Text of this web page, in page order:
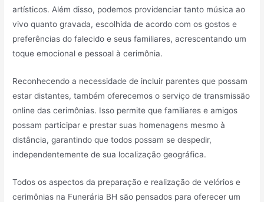
artísticos. Além disso, podemos providenciar tanto música ao
vivo quanto gravada, escolhida de acordo com os gostos e
preferências do falecido e seus familiares, acrescentando um
toque emocional e pessoal à cerimônia.
Reconhecendo a necessidade de incluir parentes que possam
estar distantes, também oferecemos o serviço de transmissão
online das cerimônias. Isso permite que familiares e amigos
possam participar e prestar suas homenagens mesmo à
distância, garantindo que todos possam se despedir,
independentemente de sua localização geográfica.
Todos os aspectos da preparação e realização de velórios e
cerimônias na Funerária BH são pensados para oferecer um